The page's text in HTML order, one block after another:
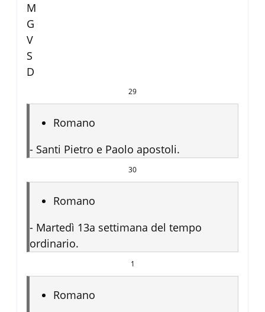
M
G
V
S
D
29
Romano
- Santi Pietro e Paolo apostoli.
30
Romano
- Martedì 13a settimana del tempo
ordinario.
1
Romano